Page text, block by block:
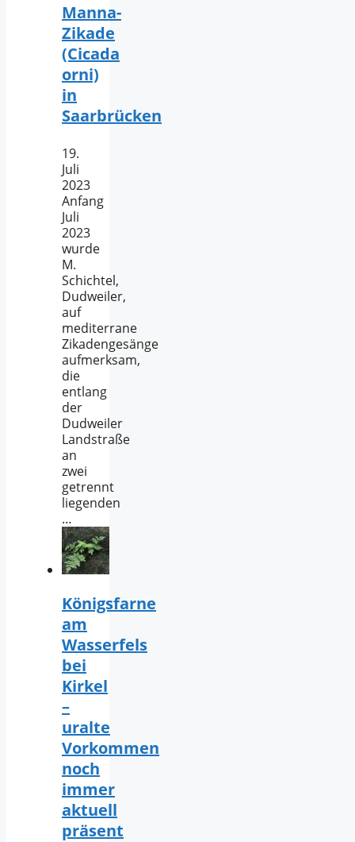
Manna-
Zikade
(Cicada
orni)
in
Saarbrücken
19.
Juli
2023
Anfang
Juli
2023
wurde
M.
Schichtel,
Dudweiler,
auf
mediterrane
Zikadengesänge
aufmerksam,
die
entlang
der
Dudweiler
Landstraße
an
zwei
getrennt
liegenden
…
Königsfarne
am
Wasserfels
bei
Kirkel
–
uralte
Vorkommen
noch
immer
aktuell
präsent